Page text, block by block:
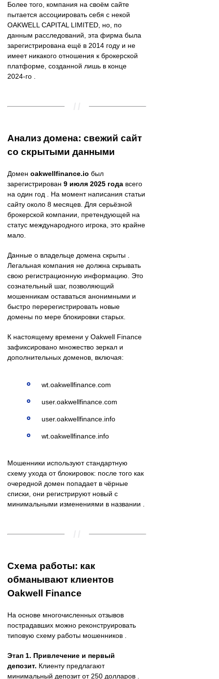
Более того, компания на своём сайте
пытается ассоциировать себя с некой
OAKWELL CAPITAL LIMITED, но, по
данным расследований, эта фирма была
зарегистрирована ещё в 2014 году и не
имеет никакого отношения к брокерской
платформе, созданной лишь в конце
2024-го .
Анализ домена: свежий сайт
со скрытыми данными
Домен oakwellfinance.io был
зарегистрирован 9 июля 2025 года всего
на один год . На момент написания статьи
сайту около 8 месяцев. Для серьёзной
брокерской компании, претендующей на
статус международного игрока, это крайне
мало.
Данные о владельце домена скрыты .
Легальная компания не должна скрывать
свою регистрационную информацию. Это
сознательный шаг, позволяющий
мошенникам оставаться анонимными и
быстро перерегистрировать новые
домены по мере блокировки старых.
К настоящему времени у Oakwell Finance
зафиксировано множество зеркал и
дополнительных доменов, включая:
wt.oakwellfinance.com
user.oakwellfinance.com
user.oakwellfinance.info
wt.oakwellfinance.info
Мошенники используют стандартную
схему ухода от блокировок: после того как
очередной домен попадает в чёрные
списки, они регистрируют новый с
минимальными изменениями в названии .
Схема работы: как
обманывают клиентов
Oakwell Finance
На основе многочисленных отзывов
пострадавших можно реконструировать
типовую схему работы мошенников .
Этап 1. Привлечение и первый
депозит. Клиенту предлагают
минимальный депозит от 250 долларов .